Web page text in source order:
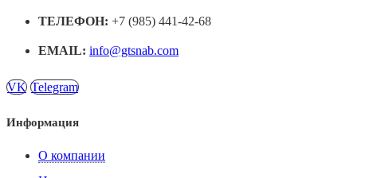
ТЕЛЕФОН: +7 (985) 441-42-68
EMAIL: info@gtsnab.com
VK Telegram
Информация
О компании